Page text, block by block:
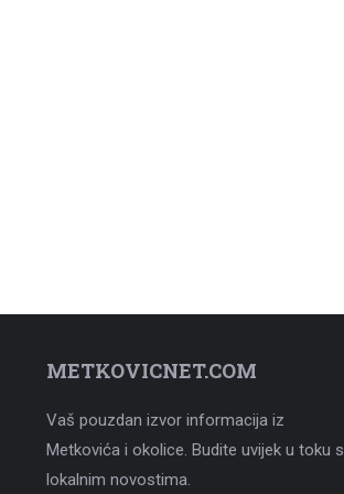
METKOVICNET.COM
Vaš pouzdan izvor informacija iz
Metkovića i okolice. Budite uvijek u toku s
lokalnim novostima.